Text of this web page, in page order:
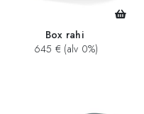
Box rahi
645 € (alv 0%)